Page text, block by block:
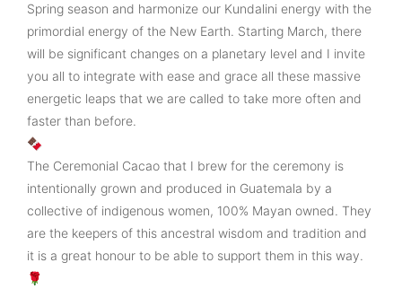
Spring season and harmonize our Kundalini energy with the
primordial energy of the New Earth. Starting March, there
will be significant changes on a planetary level and I invite
you all to integrate with ease and grace all these massive
energetic leaps that we are called to take more often and
faster than before.
🍫
The Ceremonial Cacao that I brew for the ceremony is
intentionally grown and produced in Guatemala by a
collective of indigenous women, 100% Mayan owned. They
are the keepers of this ancestral wisdom and tradition and
it is a great honour to be able to support them in this way.
🌹